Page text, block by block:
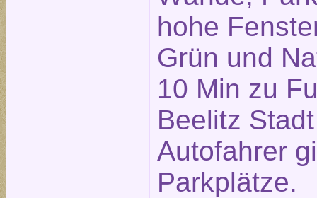
hohe
Grün und
10 Min zu
Beelitz
Autofahrer
Parkplätze.